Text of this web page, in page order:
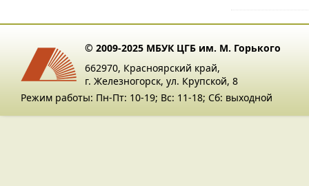
© 2009-2025 МБУК ЦГБ им. М. Горького
662970, Красноярский край,
г. Железногорск, ул. Крупской, 8
Режим работы: Пн-Пт: 10-19; Вс: 11-18; Сб: выходной